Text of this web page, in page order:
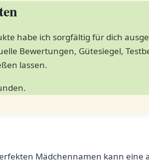
habe ich sorgfältig für dich
Bewertungen, Gütesiegel,
lassen.
Mädchennamen kann